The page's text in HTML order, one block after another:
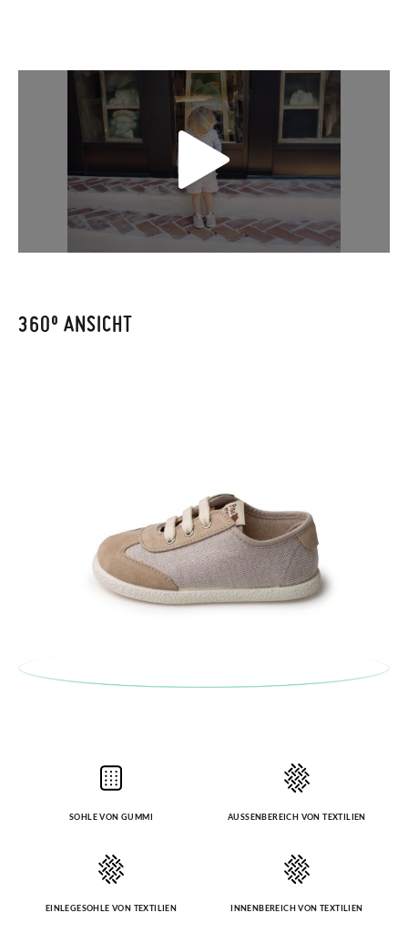
Falls Ihre Schuhe ankommen und nicht ganz Ihren
Vorstellungen entsprechen, können Sie ganz einfach eine
kostenlose Rücksendung beantragen.
Wenn Sie ein Kundenkonto haben, loggen Sie sich einfach ein,
um den Vorgang zu starten. Wenn Sie als Gast bestellt haben,
besuchen Sie bitte unsereRuecksendungund geben Sie Ihre
automatisch an Ihr Postfach gesendet.
360º ANSICHT
SOHLE VON GUMMI AUSSENBEREICH VON TEXTILIEN
EINLEGESOHLE VON TEXTILIEN INNENBEREICH VON TEXTILIEN